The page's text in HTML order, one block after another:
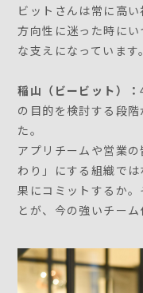
ビットさんは常に高
方向性に迷った時に
な支えになっています。
稲山（ビービット）：
の目的を検討する段
た。
アプリチームや営業
わり」にする組織で
果にコミットするか
とが、今の強いチー